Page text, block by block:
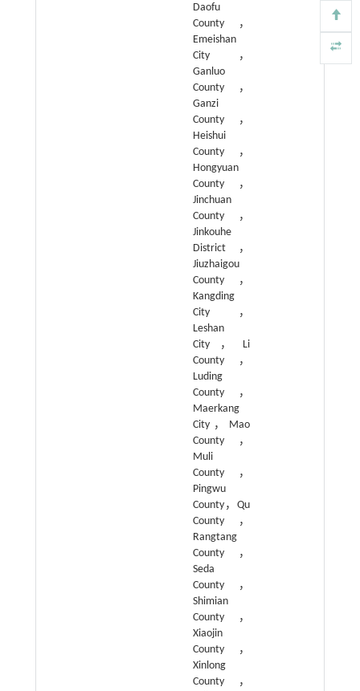
Daofu
County，
Emeishan
City，
Ganluo
County，
Ganzi
County，
Heishui
County，
Hongyuan
County，
Jinchuan
County，
Jinkouhe
District，
Jiuzhaigou
County，
Kangding
City，
Leshan
City，Li
County，
Luding
County，
Maerkang
City，Mao
County，
Muli
County，
Pingwu
County，Qu
County，
Rangtang
County，
Seda
County，
Shimian
County，
Xiaojin
County，
Xinlong
County，